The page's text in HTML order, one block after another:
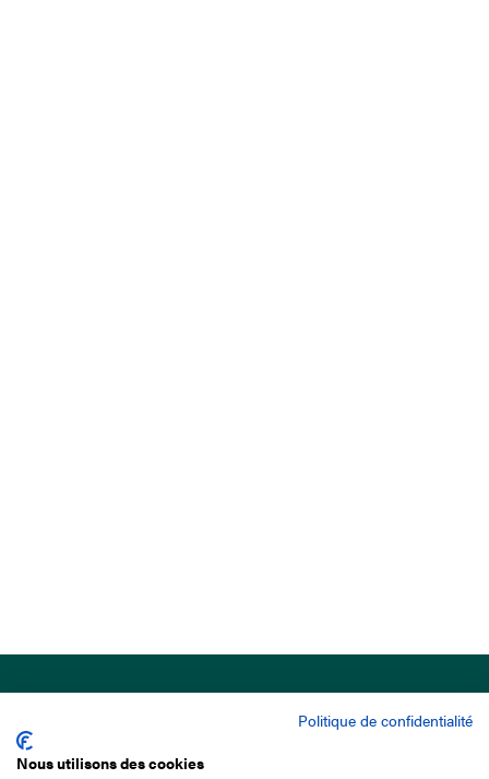
Politique de confidentialité
Nous utilisons des cookies